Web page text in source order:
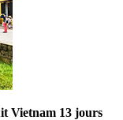
Vietnam 13 jours